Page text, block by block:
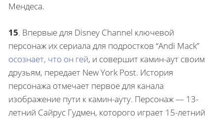
Мендеса.
15. Впервые для Disney Channel ключевой
персонаж их сериала для подростков “Andi Mack”
осознает, что он гей, и совершит камин-аут своим
друзьям, передает New York Post. История
персонажа отмечает первое для канала
изображение пути к камин-ауту. Персонаж — 13-
летний Сайрус Гудмен, которого играет 15-летний